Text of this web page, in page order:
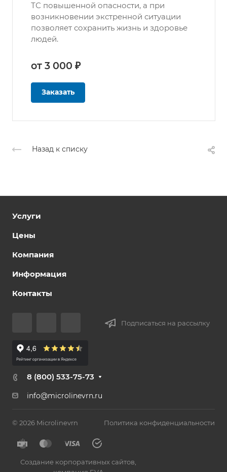
ТС повышенной опасности, а при
возникновении экстренной ситуации
позволяет сохранить жизнь и здоровье
людей.
от 3 000 ₽
Заказать
Назад к списку
Услуги
Цены
Компания
Информация
Контакты
Подписаться на рассылку
8 (800) 533-75-73
info@microlinevrn.ru
© 2026 Microlinevrn Политика конфиденциальности
Создание корпоративных сайтов,